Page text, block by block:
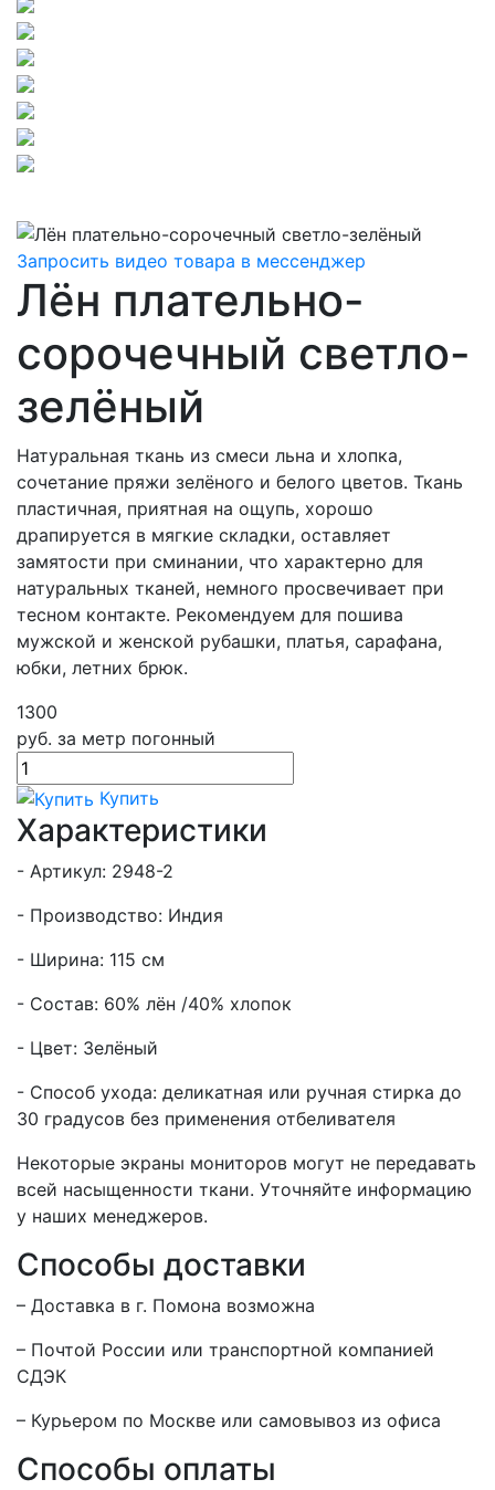
Запросить видео товара в мессенджер
Лён плательно-
сорочечный светло-
зелёный
Натуральная ткань из смеси льна и хлопка,
сочетание пряжи зелёного и белого цветов. Ткань
пластичная, приятная на ощупь, хорошо
драпируется в мягкие складки, оставляет
замятости при сминании, что характерно для
натуральных тканей, немного просвечивает при
тесном контакте. Рекомендуем для пошива
мужской и женской рубашки, платья, сарафана,
юбки, летних брюк.
1300
руб. за метр погонный
Купить
Характеристики
- Артикул: 2948-2
- Производство: Индия
- Ширина: 115 см
- Состав: 60% лён /40% хлопок
- Цвет: Зелёный
- Способ ухода: деликатная или ручная стирка до
30 градусов без применения отбеливателя
Некоторые экраны мониторов могут не передавать
всей насыщенности ткани. Уточняйте информацию
у наших менеджеров.
Способы доставки
– Доставка в г. Помонавозможна
– Почтой России или транспортной компанией
СДЭК
– Курьером по Москве или самовывоз из офиса
Способы оплаты